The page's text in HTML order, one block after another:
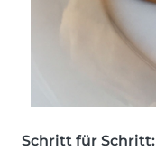
Schritt für Schritt: